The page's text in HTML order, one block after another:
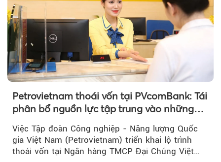
Petrovietnam thoái vốn tại PVcomBank: Tái
phân bổ nguồn lực tập trung vào những
Việc Tập đoàn Công nghiệp - Năng lượng Quốc
gia Việt Nam (Petrovietnam) triển khai lộ trình
thoái vốn tại Ngân hàng TMCP Đại Chúng Việt